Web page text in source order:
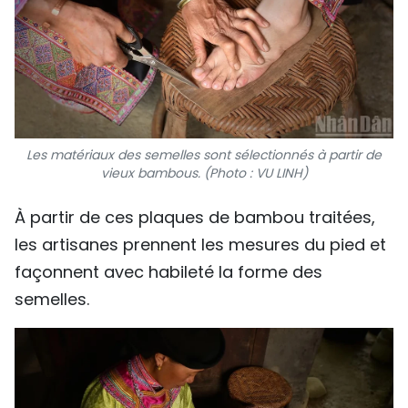
Les matériaux des semelles sont sélectionnés à partir de
vieux bambous. (Photo : VU LINH)
À partir de ces plaques de bambou traitées,
les artisanes prennent les mesures du pied et
façonnent avec habileté la forme des
semelles.